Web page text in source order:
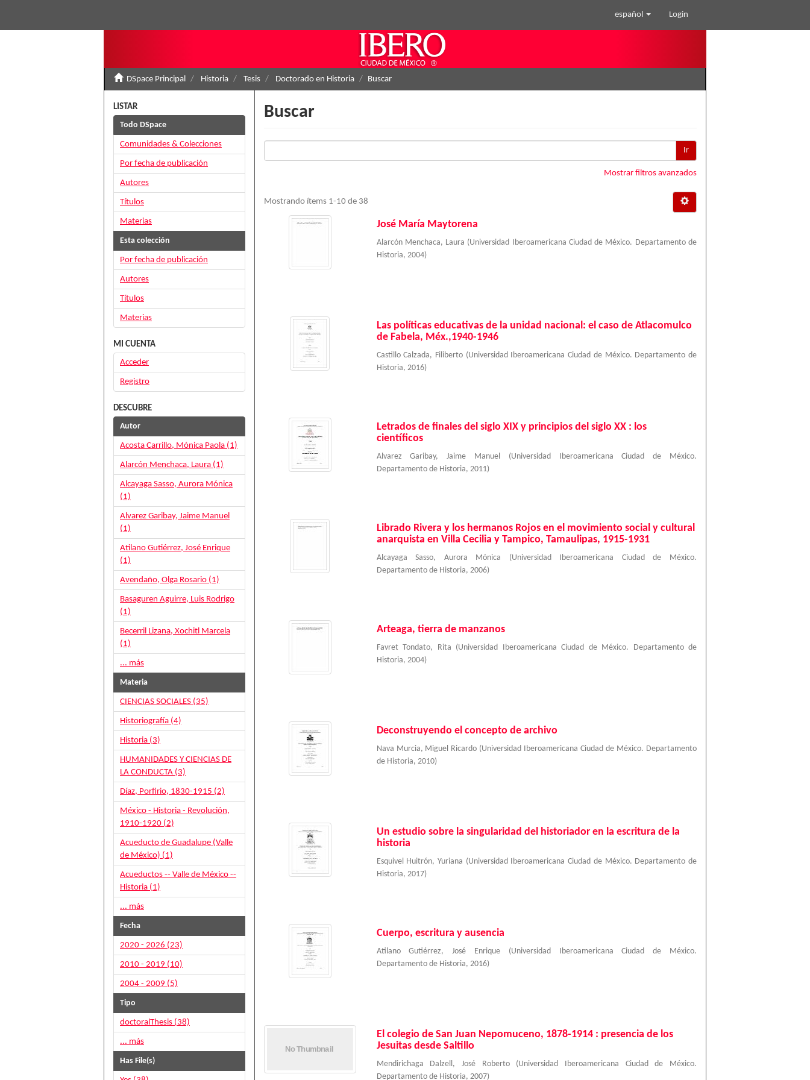
español Login
DSpace Principal Historia Tesis Doctorado en Historia Buscar
Buscar
Ir
Mostrar filtros avanzados
Mostrando ítems 1-10 de 38
José María Maytorena
Alarcón Menchaca, Laura (Universidad Iberoamericana Ciudad de México. Departamento de
Historia, 2004)
Las políticas educativas de la unidad nacional: el caso de Atlacomulco
de Fabela, Méx.,1940-1946
Castillo Calzada, Filiberto (Universidad Iberoamericana Ciudad de México. Departamento de
Historia, 2016)
Letrados de finales del siglo XIX y principios del siglo XX : los
científicos
Alvarez Garibay, Jaime Manuel (Universidad Iberoamericana Ciudad de México.
Departamento de Historia, 2011)
Librado Rivera y los hermanos Rojos en el movimiento social y cultural
anarquista en Villa Cecilia y Tampico, Tamaulipas, 1915-1931
Alcayaga Sasso, Aurora Mónica (Universidad Iberoamericana Ciudad de México.
Departamento de Historia, 2006)
Arteaga, tierra de manzanos
Favret Tondato, Rita (Universidad Iberoamericana Ciudad de México. Departamento de
Historia, 2004)
Deconstruyendo el concepto de archivo
Nava Murcia, Miguel Ricardo (Universidad Iberoamericana Ciudad de México. Departamento
de Historia, 2010)
Un estudio sobre la singularidad del historiador en la escritura de la
historia
Esquivel Huitrón, Yuriana (Universidad Iberoamericana Ciudad de México. Departamento de
Historia, 2017)
Cuerpo, escritura y ausencia
Atilano Gutiérrez, José Enrique (Universidad Iberoamericana Ciudad de México.
Departamento de Historia, 2016)
El colegio de San Juan Nepomuceno, 1878-1914 : presencia de los
Jesuitas desde Saltillo
Mendirichaga Dalzell, José Roberto (Universidad Iberoamericana Ciudad de México.
Departamento de Historia, 2007)
LISTAR
Todo DSpace
Comunidades & Colecciones
Por fecha de publicación
Autores
Títulos
Materias
Esta colección
Por fecha de publicación
Autores
Títulos
Materias
MI CUENTA
Acceder
Registro
DESCUBRE
Autor
Acosta Carrillo, Mónica Paola (1)
Alarcón Menchaca, Laura (1)
Alcayaga Sasso, Aurora Mónica
(1)
Alvarez Garibay, Jaime Manuel
(1)
Atilano Gutiérrez, José Enrique
(1)
Avendaño, Olga Rosario (1)
Basaguren Aguirre, Luis Rodrigo
(1)
Becerril Lizana, Xochitl Marcela
(1)
... más
Materia
CIENCIAS SOCIALES (35)
Historiografía (4)
Historia (3)
HUMANIDADES Y CIENCIAS DE
LA CONDUCTA (3)
Díaz, Porfirio, 1830-1915 (2)
México - Historia - Revolución,
1910-1920 (2)
Acueducto de Guadalupe (Valle
de México) (1)
Acueductos -- Valle de México --
Historia (1)
... más
Fecha
2020 - 2026 (23)
2010 - 2019 (10)
2004 - 2009 (5)
Tipo
doctoralThesis (38)
... más
Has File(s)